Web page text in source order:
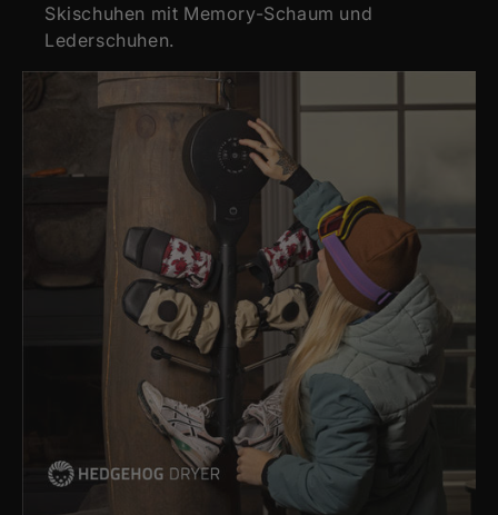
Skischuhen mit Memory-Schaum und
Lederschuhen.